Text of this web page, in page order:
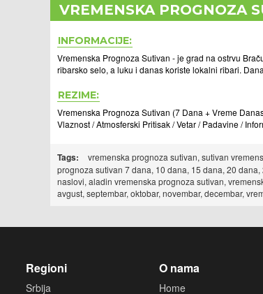
VREMENSKA PROGNOZA
INFORMACIJE:
Vremenska Prognoza Sutivan - je grad na ostrvu
ribarsko selo, a luku i danas koriste lokalni ribari.
REZIME:
Vremenska Prognoza Sutivan (7 Dana + Vreme
Vlaznost / Atmosferski Pritisak / Vetar / Padavine /
Tags:
vremenska prognoza sutivan, sutivan
prognoza sutivan 7 dana, 10 dana, 15 dana, 20
naslovi, aladin vremenska prognoza sutivan,
avgust, septembar, oktobar, novembar, decembar,
Regioni
Srbija
O nama
Home